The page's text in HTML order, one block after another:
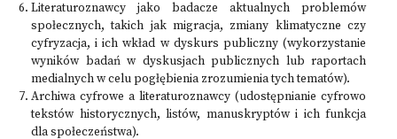
Literaturoznawcy jako badacze aktualnych problemów
społecznych, takich jak migracja, zmiany klimatyczne czy
cyfryzacja, i ich wkład w dyskurs publiczny (wykorzystanie
wyników badań w dyskusjach publicznych lub raportach
medialnych w celu pogłębienia zrozumienia tych tematów).
Archiwa cyfrowe a literaturoznawcy (udostępnianie cyfrowo
tekstów historycznych, listów, manuskryptów i ich funkcja
dla społeczeństwa).